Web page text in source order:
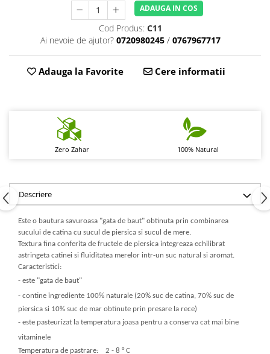
ADAUGA IN COS
Cod Produs: C11
Ai nevoie de ajutor? 0720980245 / 0767967717
Adauga la Favorite Cere informatii
Zero Zahar 100% Natural
Descriere
Este o bautura savuroasa "gata de baut" obtinuta prin combinarea
sucului de catina cu sucul de piersica si sucul de mere.
Textura fina conferita de fructele de piersica integreaza echilibrat
astringeta catinei si fluiditatea merelor intr-un suc natural si aromat.
Caracteristici:
- este "gata de baut"
- contine ingrediente 100% naturale (20% suc de catina, 70% suc de
piersica si 10% suc de mar obtinute prin presare la rece)
- este pasteurizat la temperatura joasa pentru a conserva cat mai bine
vitaminele
Temperatura de pastrare: 2 - 8 ° C